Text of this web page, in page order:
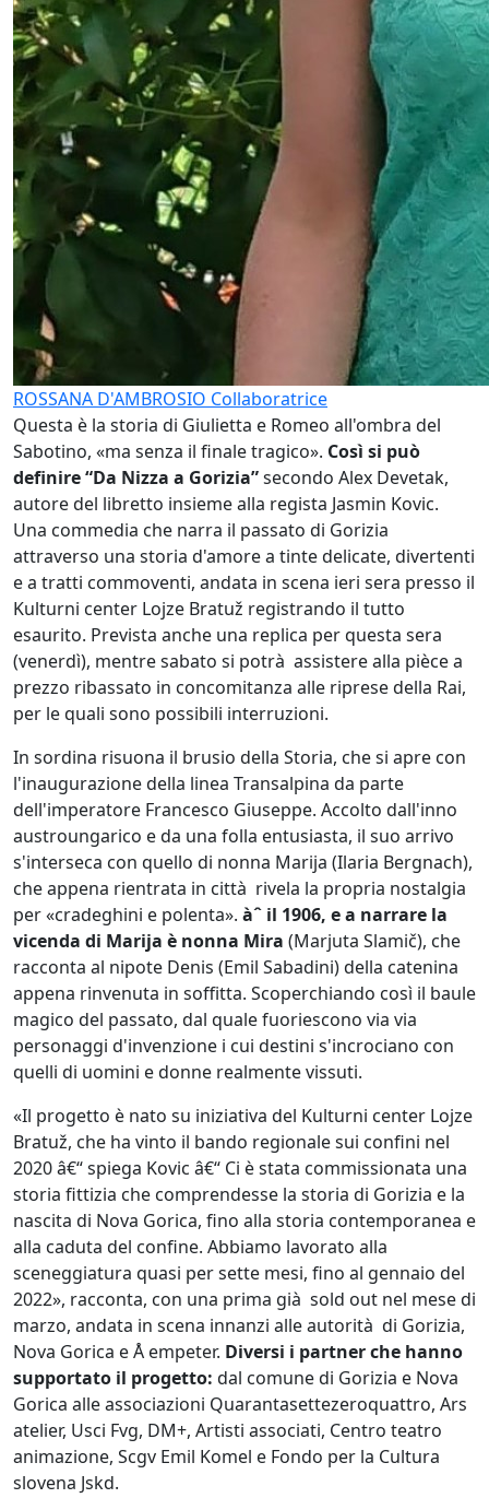
ROSSANA D'AMBROSIO Collaboratrice
Questa è la storia di Giulietta e Romeo all'ombra del
Sabotino, «ma senza il finale tragico». Così si può
definire “Da Nizza a Gorizia”secondo Alex Devetak,
autore del libretto insieme alla regista Jasmin Kovic.
Una commedia che narra il passato di Gorizia
attraverso una storia d'amore a tinte delicate, divertenti
e a tratti commoventi, andata in scena ieri sera presso il
Kulturni center Lojze Bratuž registrando il tutto
esaurito. Prevista anche una replica per questa sera
(venerdì), mentre sabato si potrà assistere alla pièce a
prezzo ribassato in concomitanza alle riprese della Rai,
per le quali sono possibili interruzioni.
In sordina risuona il brusio della Storia, che si apre con
l'inaugurazione della linea Transalpina da parte
dell'imperatore Francesco Giuseppe. Accolto dall'inno
austroungarico e da una folla entusiasta, il suo arrivo
s'interseca con quello di nonna Marija (Ilaria Bergnach),
che appena rientrata in città rivela la propria nostalgia
per «cradeghini e polenta». àˆ il 1906, e a narrare la
vicenda di Marija è nonna Mira (Marjuta Slamič), che
racconta al nipote Denis (Emil Sabadini) della catenina
appena rinvenuta in soffitta. Scoperchiando così il baule
magico del passato, dal quale fuoriescono via via
personaggi d'invenzione i cui destini s'incrociano con
quelli di uomini e donne realmente vissuti.
«Il progetto è nato su iniziativa del Kulturni center Lojze
Bratuž, che ha vinto il bando regionale sui confini nel
2020 â€“ spiega Kovic â€“ Ci è stata commissionata una
storia fittizia che comprendesse la storia di Gorizia e la
nascita di Nova Gorica, fino alla storia contemporanea e
alla caduta del confine. Abbiamo lavorato alla
sceneggiatura quasi per sette mesi, fino al gennaio del
2022», racconta, con una prima già sold out nel mese di
marzo, andata in scena innanzi alle autorità di Gorizia,
Nova Gorica e Å empeter. Diversi i partner che hanno
supportato il progetto: dal comune di Gorizia e Nova
Gorica alle associazioni Quarantasettezeroquattro, Ars
atelier, Usci Fvg, DM+, Artisti associati, Centro teatro
animazione, Scgv Emil Komel e Fondo per la Cultura
slovena Jskd.